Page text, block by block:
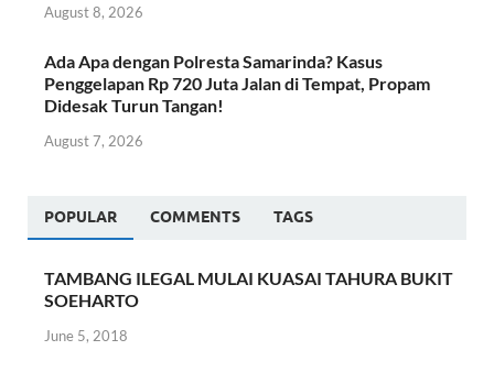
August 8, 2026
Ada Apa dengan Polresta Samarinda? Kasus
Penggelapan Rp 720 Juta Jalan di Tempat, Propam
Didesak Turun Tangan!
August 7, 2026
POPULAR COMMENTS TAGS
TAMBANG ILEGAL MULAI KUASAI TAHURA BUKIT
SOEHARTO
June 5, 2018